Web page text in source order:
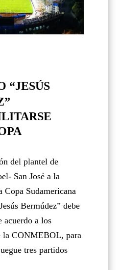
“JESÚS
del plantel de
San José a la
Copa Sudamericana
Bermúdez” debe
acuerdo a los
la CONMEBOL, para
tres partidos